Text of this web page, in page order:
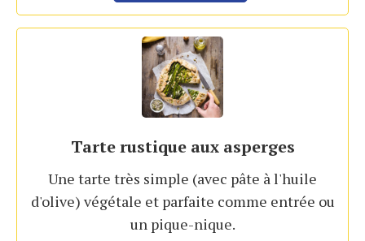
Tarte rustique aux asperges
Une tarte très simple (avec pâte à l'huile
d'olive) végétale et parfaite comme entrée ou
un pique-nique.